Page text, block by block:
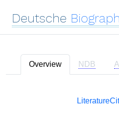
Deutsche
Overview NDB
Literature